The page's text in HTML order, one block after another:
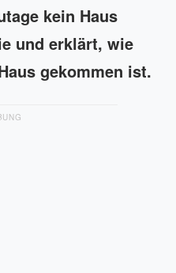
kein Haus
und erklärt, wie
gekommen ist.